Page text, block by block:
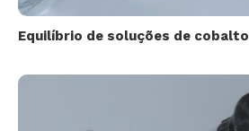
Equilíbrio de soluções de cobalto